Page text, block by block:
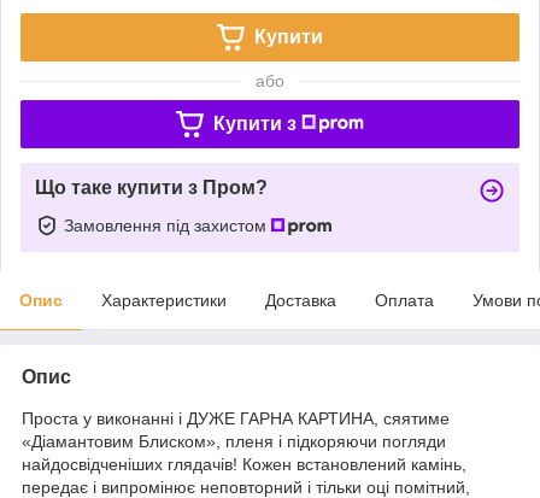
Купити
або
Купити з
Що таке купити з Пром?
Замовлення під захистом
Опис Характеристики Доставка Оплата Умови
Опис
Проста у виконанні і ДУЖЕ ГАРНА КАРТИНА, сяятиме
«Діамантовим Блиском», пленя і підкоряючи погляди
найдосвідченіших глядачів! Кожен встановлений камінь,
передає і випромінює неповторний і тільки оці помітний,